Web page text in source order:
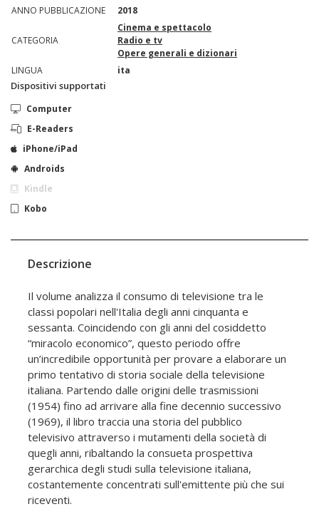
ANNO PUBBLICAZIONE
2018
CATEGORIA
Cinema e spettacolo
Radio e tv
Opere generali e dizionari
LINGUA
ita
Dispositivi supportati
Computer
E-Readers
iPhone/iPad
Androids
Kindle
Kobo
Descrizione
Il volume analizza il consumo di televisione tra le
classi popolari nell'Italia degli anni cinquanta e
sessanta. Coincidendo con gli anni del cosiddetto
“miracolo economico”, questo periodo offre
un’incredibile opportunità per provare a elaborare un
primo tentativo di storia sociale della televisione
italiana. Partendo dalle origini delle trasmissioni
(1954) fino ad arrivare alla fine decennio successivo
(1969), il libro traccia una storia del pubblico
televisivo attraverso i mutamenti della società di
quegli anni, ribaltando la consueta prospettiva
gerarchica degli studi sulla televisione italiana,
costantemente concentrati sull'emittente più che sui
riceventi.